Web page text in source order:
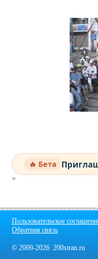
🔥 Бета
>
Пользовательское
Обратная связь
© 2009-2026 200stran.ru